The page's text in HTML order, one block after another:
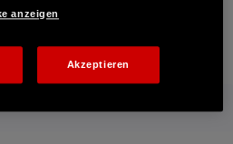
anzeigen
Akzeptieren